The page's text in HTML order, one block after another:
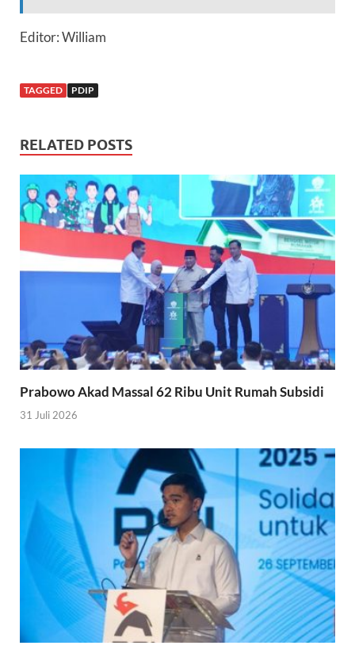
Editor: William
TAGGED PDIP
RELATED POSTS
Prabowo Akad Massal 62 Ribu Unit Rumah Subsidi
31 Juli 2026